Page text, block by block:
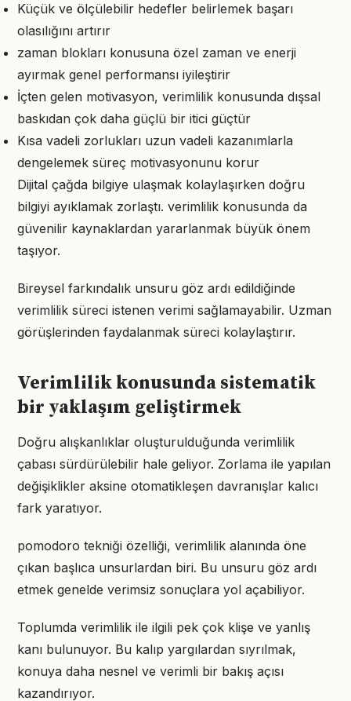
Küçük ve ölçülebilir hedefler belirlemek başarı
olasılığını artırır
zaman blokları konusuna özel zaman ve enerji
ayırmak genel performansı iyileştirir
İçten gelen motivasyon, verimlilik konusunda dışsal
baskıdan çok daha güçlü bir itici güçtür
Kısa vadeli zorlukları uzun vadeli kazanımlarla
dengelemek süreç motivasyonunu korur
Dijital çağda bilgiye ulaşmak kolaylaşırken doğru
bilgiyi ayıklamak zorlaştı. verimlilik konusunda da
güvenilir kaynaklardan yararlanmak büyük önem
taşıyor.
Bireysel farkındalık unsuru göz ardı edildiğinde
verimlilik süreci istenen verimi sağlamayabilir. Uzman
görüşlerinden faydalanmak süreci kolaylaştırır.
Verimlilik konusunda sistematik
bir yaklaşım geliştirmek
Doğru alışkanlıklar oluşturulduğunda verimlilik
çabası sürdürülebilir hale geliyor. Zorlama ile yapılan
değişiklikler aksine otomatikleşen davranışlar kalıcı
fark yaratıyor.
pomodoro tekniği özelliği, verimlilik alanında öne
çıkan başlıca unsurlardan biri. Bu unsuru göz ardı
etmek genelde verimsiz sonuçlara yol açabiliyor.
Toplumda verimlilik ile ilgili pek çok klişe ve yanlış
kanı bulunuyor. Bu kalıp yargılardan sıyrılmak,
konuya daha nesnel ve verimli bir bakış açısı
kazandırıyor.